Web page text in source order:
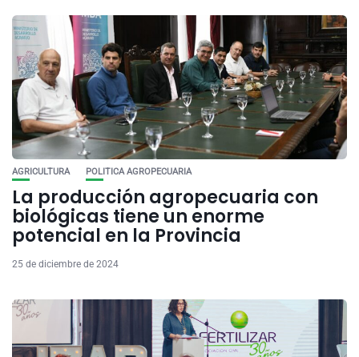
AGRICULTURA POLITICA AGROPECUARIA
La producción agropecuaria con
biológicas tiene un enorme
potencial en la Provincia
25 de diciembre de 2024